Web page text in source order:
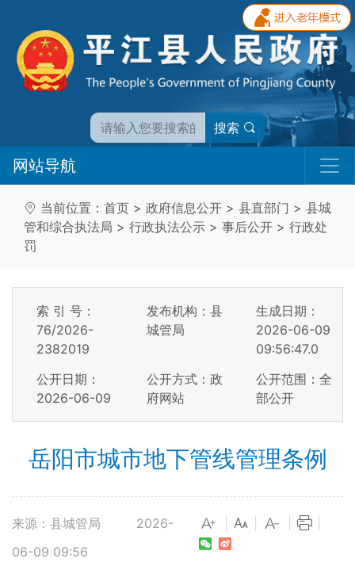
搜索
网站导航
当前位置： 首页 > 政府信息公开 > 县直部门 > 县城
管和综合执法局 > 行政执法公示 > 事后公开 > 行政处
罚
索 引 号：
76/2026-
2382019
发布机构：县
城管局
生成日期：
2026-06-09
09:56:47.0
公开日期：
2026-06-09
公开方式：政
府网站
公开范围：全
部公开
岳阳市城市地下管线管理条例
来源：县城管局
2026-
06-09 09:56